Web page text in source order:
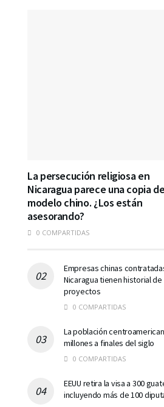
La persecución religiosa en
Nicaragua parece una copia
modelo chino. ¿Los están
asesorando?
0 COMPARTIDAS
Empresas chinas
Nicaragua tienen historial
proyectos
0 COMPARTIDAS
La población
millones a finales del siglo
0 COMPARTIDAS
EEUU retira la visa a 300
incluyendo más de 100